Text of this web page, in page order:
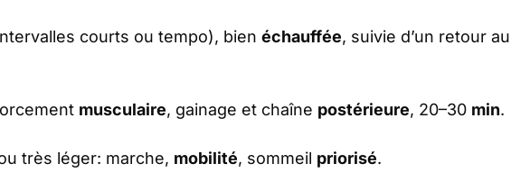
courts ou tempo), bien échauffée, suivie d’un retour au
musculaire, gainage et chaîne postérieure, 20–30 min.
très léger: marche, mobilité, sommeil priorisé.